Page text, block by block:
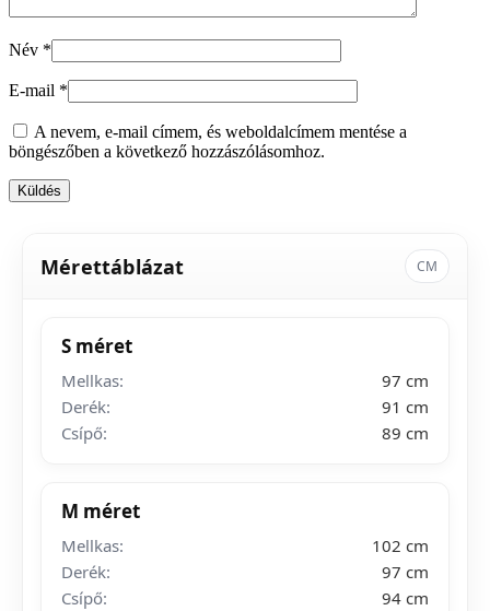
Név *
E-mail *
A nevem, e-mail címem, és weboldalcímem mentése a
böngészőben a következő hozzászólásomhoz.
Mérettáblázat CM
S méret
Mellkas:
97 cm
Derék:
91 cm
Csípő:
89 cm
M méret
Mellkas:
102 cm
Derék:
97 cm
Csípő:
94 cm